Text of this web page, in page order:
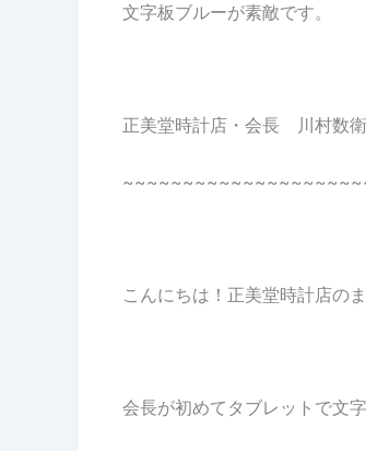
文字板ブルーが素敵です。
正美堂時計店・会長 川村数衛
こんにちは！正美堂時計店のま
会長が初めてタブレットで文